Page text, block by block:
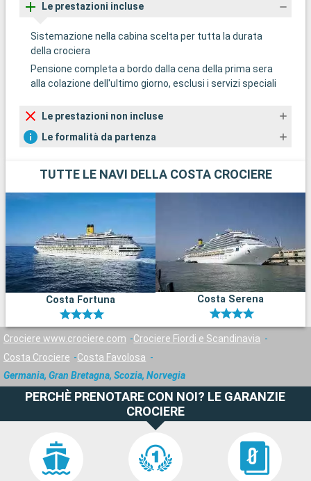
Le prestazioni incluse
Sistemazione nella cabina scelta per tutta la durata
della crociera
Pensione completa a bordo dalla cena della prima sera
alla colazione dell'ultimo giorno, esclusi i servizi speciali
Le prestazioni non incluse
Le formalità da partenza
TUTTE LE NAVI DELLA COSTA CROCIERE
Costa Fortuna Costa Serena
Crociere www.crociere.com
Crociere Fiordi e Scandinavia
Costa Crociere
Costa Favolosa
Germania, Gran Bretagna, Scozia, Norvegia
PERCHÈ PRENOTARE CON NOI? LE GARANZIE
CROCIERE